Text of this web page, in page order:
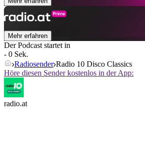
Mehr erfahren
Der Podcast startet in
- 0 Sek.
Radiosender Radio 10 Disco Classics
Höre diesen Sender kostenlos in der App:
radio.at